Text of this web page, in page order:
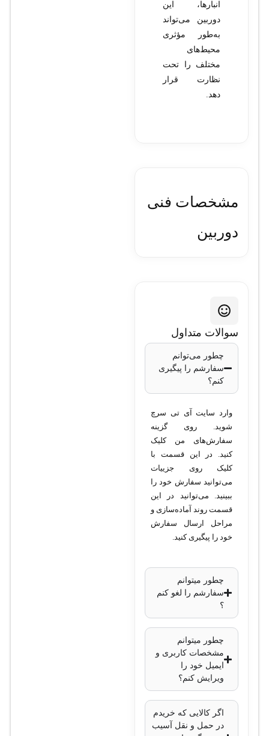
انبارها، این
دوربین می‌تواند
به‌طور مؤثری
محیط‌های
مختلف را تحت
نظارت قرار
دهد.
مشخصات فنی
دوربین
2CD2063G2-I
2.8mm
نوع دوربین
کیفیت تصویر
: 6
مگاپیکسل
رزولوشن تصویر
3072×2048 پیکسل
لنز
: ثابت 2.8
میلی‌متر
زاویه دید لنز
: 114
درجه
فناوری دید در شب:
فناوری ColorVu
:
برای دید در شب
رنگی
فناوری
H.264+, H.264
سوالات متداول
چطور می‌توانم
سفارشم را پیگیری
کنم؟
وارد سایت آی تی سرچ
شوید. روی گزینه
سفارش‌های من کلیک
کنید. در این قسمت با
کلیک روی جزییات
می‌توانید سفارش خود را
ببینید. می‌توانید در این
قسمت روند آماده‌سازی و
مراحل ارسال سفارش
خود را پیگیری کنید.
چطور میتوانم
سفارشم را لغو کنم
؟
چطور میتوانم
مشخصات کاربری و
ایمیل خود را
ویرایش کنم؟
اگر کالایی که خریدم
در حمل و نقل آسیب